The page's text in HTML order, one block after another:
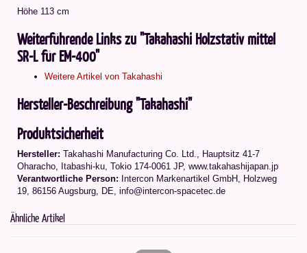
Höhe 113 cm
Weiterführende Links zu "Takahashi Holzstativ mittel
SR-L für EM-400"
Weitere Artikel von Takahashi
Hersteller-Beschreibung "Takahashi"
Produktsicherheit
Hersteller: Takahashi Manufacturing Co. Ltd., Hauptsitz 41-7
Oharacho, Itabashi-ku, Tokio 174-0061 JP, www.takahashijapan.jp
Verantwortliche Person: Intercon Markenartikel GmbH, Holzweg
19, 86156 Augsburg, DE, info@intercon-spacetec.de
Ähnliche Artikel